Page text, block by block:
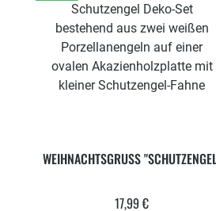
WEIHNACHTSGRUSS
Regulärer Preis:
17,99 €